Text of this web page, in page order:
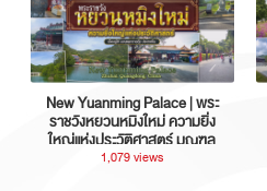
New Yuanming Palace | พระ
ราชวังหยวนหมิงใหม่ ความยิ่ง
ใหญ่แห่งประวัติศาสตร์ มณฑล
กวางตุ้ง ประเทศจีน
1,079 views